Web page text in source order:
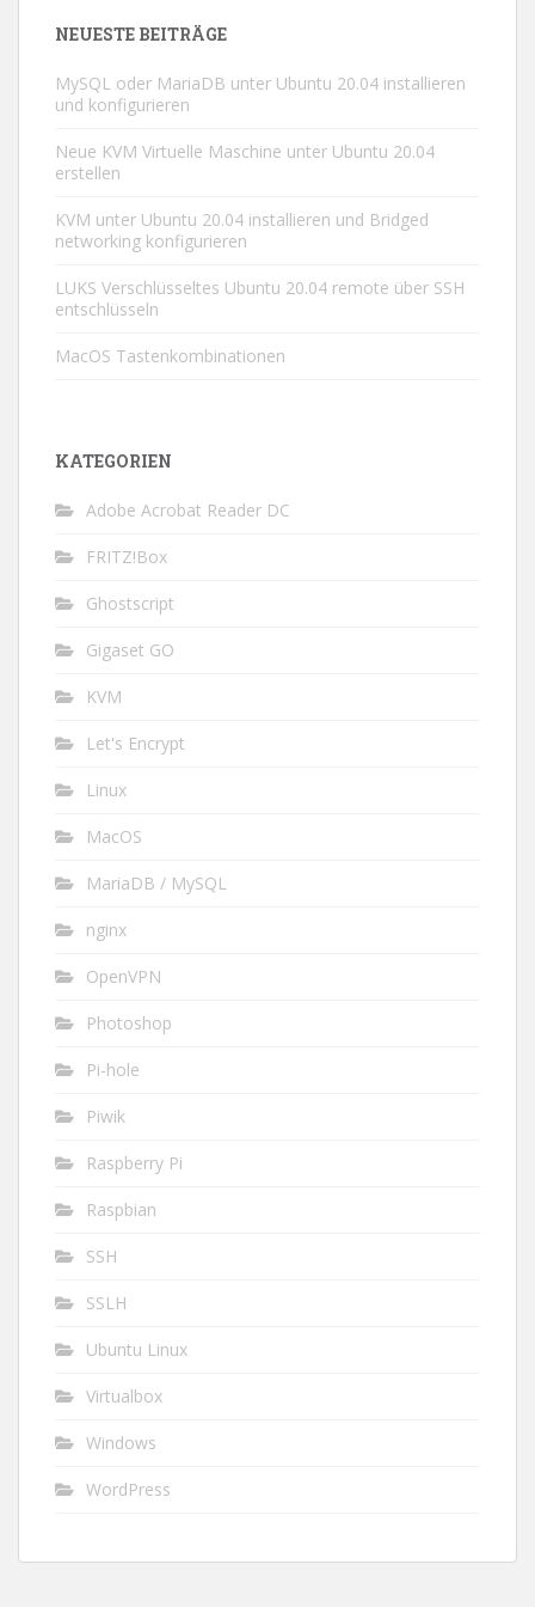
NEUESTE BEITRÄGE
MySQL oder MariaDB unter Ubuntu 20.04 installieren
und konfigurieren
Neue KVM Virtuelle Maschine unter Ubuntu 20.04
erstellen
KVM unter Ubuntu 20.04 installieren und Bridged
networking konfigurieren
LUKS Verschlüsseltes Ubuntu 20.04 remote über SSH
entschlüsseln
MacOS Tastenkombinationen
KATEGORIEN
Adobe Acrobat Reader DC
FRITZ!Box
Ghostscript
Gigaset GO
KVM
Let's Encrypt
Linux
MacOS
MariaDB / MySQL
nginx
OpenVPN
Photoshop
Pi-hole
Piwik
Raspberry Pi
Raspbian
SSH
SSLH
Ubuntu Linux
Virtualbox
Windows
WordPress